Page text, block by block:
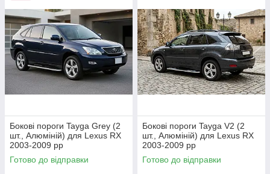
Бокові пороги Tayga Grey (2
шт., Алюміній) для Lexus RX
2003-2009 рр
Готово до відправки
Бокові пороги Tayga V2 (2
шт., Алюміній) для Lexus RX
2003-2009 рр
Готово до відправки